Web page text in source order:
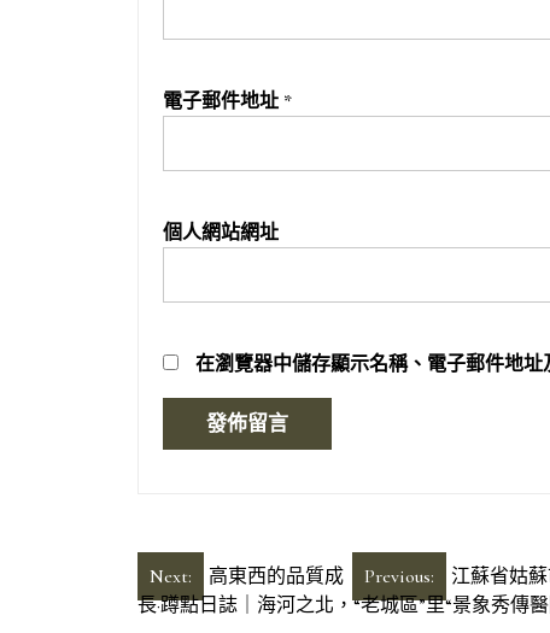
電子郵件地址 *
個人網站網址
在瀏覽器中儲存顯示名稱、電子郵件地
文
Previous: 江蘇省姑
Next:
高東西的品質成
長·蹲點日誌｜海河之北，“老城區”里“景象秀傳